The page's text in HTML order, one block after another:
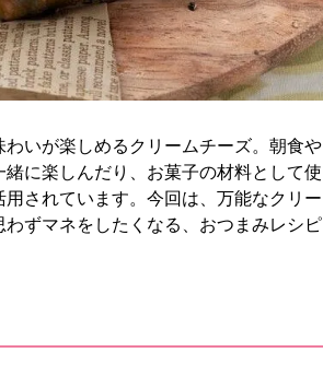
いが楽しめるクリームチーズ。朝食や
に楽しんだり、お菓子の材料として使
されています。今回は、万能なクリー
ずマネをしたくなる、おつまみレシピ